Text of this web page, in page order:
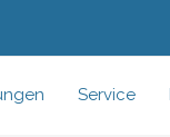
Service